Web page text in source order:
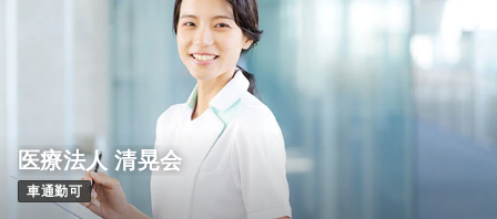
医療法人 清晃会
車通勤可